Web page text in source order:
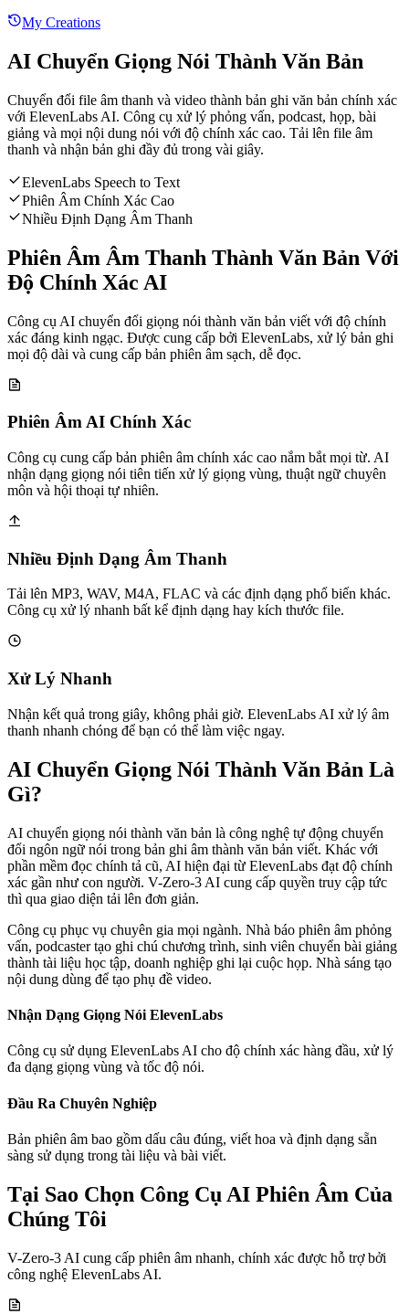
My Creations
AI Chuyển Giọng Nói Thành Văn Bản
Chuyển đổi file âm thanh và video thành bản ghi văn bản chính xác
với ElevenLabs AI. Công cụ xử lý phỏng vấn, podcast, họp, bài
giảng và mọi nội dung nói với độ chính xác cao. Tải lên file âm
thanh và nhận bản ghi đầy đủ trong vài giây.
ElevenLabs Speech to Text
Phiên Âm Chính Xác Cao
Nhiều Định Dạng Âm Thanh
Phiên Âm Âm Thanh Thành Văn Bản Với
Độ Chính Xác AI
Công cụ AI chuyển đổi giọng nói thành văn bản viết với độ chính
xác đáng kinh ngạc. Được cung cấp bởi ElevenLabs, xử lý bản ghi
mọi độ dài và cung cấp bản phiên âm sạch, dễ đọc.
Phiên Âm AI Chính Xác
Công cụ cung cấp bản phiên âm chính xác cao nắm bắt mọi từ. AI
nhận dạng giọng nói tiên tiến xử lý giọng vùng, thuật ngữ chuyên
môn và hội thoại tự nhiên.
Nhiều Định Dạng Âm Thanh
Tải lên MP3, WAV, M4A, FLAC và các định dạng phổ biến khác.
Công cụ xử lý nhanh bất kể định dạng hay kích thước file.
Xử Lý Nhanh
Nhận kết quả trong giây, không phải giờ. ElevenLabs AI xử lý âm
thanh nhanh chóng để bạn có thể làm việc ngay.
AI Chuyển Giọng Nói Thành Văn Bản Là
Gì?
AI chuyển giọng nói thành văn bản là công nghệ tự động chuyển
đổi ngôn ngữ nói trong bản ghi âm thành văn bản viết. Khác với
phần mềm đọc chính tả cũ, AI hiện đại từ ElevenLabs đạt độ chính
xác gần như con người. V-Zero-3 AI cung cấp quyền truy cập tức
thì qua giao diện tải lên đơn giản.
Công cụ phục vụ chuyên gia mọi ngành. Nhà báo phiên âm phỏng
vấn, podcaster tạo ghi chú chương trình, sinh viên chuyển bài giảng
thành tài liệu học tập, doanh nghiệp ghi lại cuộc họp. Nhà sáng tạo
nội dung dùng để tạo phụ đề video.
Nhận Dạng Giọng Nói ElevenLabs
Công cụ sử dụng ElevenLabs AI cho độ chính xác hàng đầu, xử lý
đa dạng giọng vùng và tốc độ nói.
Đầu Ra Chuyên Nghiệp
Bản phiên âm bao gồm dấu câu đúng, viết hoa và định dạng sẵn
sàng sử dụng trong tài liệu và bài viết.
Tại Sao Chọn Công Cụ AI Phiên Âm Của
Chúng Tôi
V-Zero-3 AI cung cấp phiên âm nhanh, chính xác được hỗ trợ bởi
công nghệ ElevenLabs AI.